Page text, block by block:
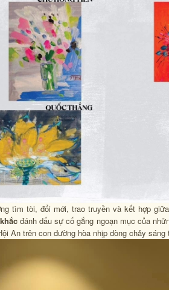
tìm tòi, đổi mới, trao truyền và kết hợp
đánh dấu sự cố gắng ngoạn mục của
An trên con đường hòa nhịp dòng chảy sáng